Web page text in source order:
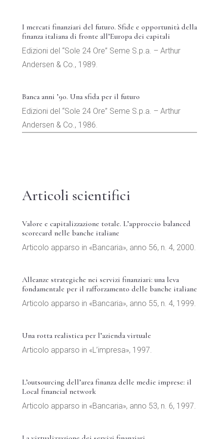
I mercati finanziari del futuro. Sfide e opportunità della
finanza italiana di fronte all’Europa dei capitali
Edizioni del “Sole 24 Ore” Seme S.p.a. – Arthur
Andersen & Co., 1989.
Banca anni ’90. Una sfida per il futuro
Edizioni del “Sole 24 Ore” Seme S.p.a. – Arthur
Andersen & Co., 1986.
Articoli scientifici
Valore e capitalizzazione totale. L’approccio balanced
scorecard nelle banche italiane
Articolo apparso in «Bancaria», anno 56, n. 4, 2000.
Alleanze strategiche nei servizi finanziari: una leva
fondamentale per il rafforzamento delle banche italiane
Articolo apparso in «Bancaria», anno 55, n. 4, 1999.
Una rotta realistica per l’azienda virtuale
Articolo apparso in «L’impresa», 1997.
L’outsourcing dell’area finanza delle medie imprese: il
Local financial network
Articolo apparso in «Bancaria», anno 53, n. 6, 1997.